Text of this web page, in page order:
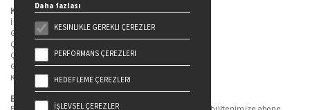
Kişisel Verilerin Korunması
İlgili Kişi Başvuru Formu
Genel Aydınlatma Metni
Çekiliş Aydınlatma Metni
Çerez Aydınlatma Metni
Gizlilik Politikası
Kullanım Şartları
Bizi Takip Edin...
Daha fazlası
KESINLIKLE GEREKLI ÇEREZLER
PERFORMANS ÇEREZLERI
HEDEFLEME ÇEREZLERI
İŞLEVSEL ÇEREZLER